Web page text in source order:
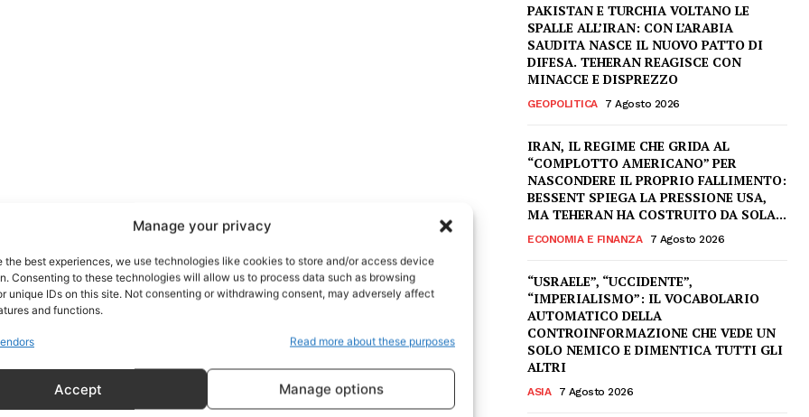
Manage your privacy
the best experiences, we use technologies like cookies to store and/or access device
Consenting to these technologies will allow us to process data such as browsing
unique IDs on this site. Not consenting or withdrawing consent, may adversely affect
and functions.
Read more about these purposes
Accept Manage options
Geopolitica
PAKISTAN E TURCHIA VOLTANO LE
SPALLE ALL’IRAN: CON L’ARABIA
SAUDITA NASCE IL NUOVO PATTO DI
DIFESA. TEHERAN REAGISCE CON
MINACCE E DISPREZZO
GEOPOLITICA 7 Agosto 2026
IRAN, IL REGIME CHE GRIDA AL
“COMPLOTTO AMERICANO” PER
NASCONDERE IL PROPRIO FALLIMENTO:
BESSENT SPIEGA LA PRESSIONE USA,
MA TEHERAN HA COSTRUITO DA SOLA...
ECONOMIA E FINANZA 7 Agosto 2026
“USRAELE”, “UCCIDENTE”,
“IMPERIALISMO”: IL VOCABOLARIO
AUTOMATICO DELLA
CONTROINFORMAZIONE CHE VEDE UN
SOLO NEMICO E DIMENTICA TUTTI GLI
ALTRI
ASIA 7 Agosto 2026